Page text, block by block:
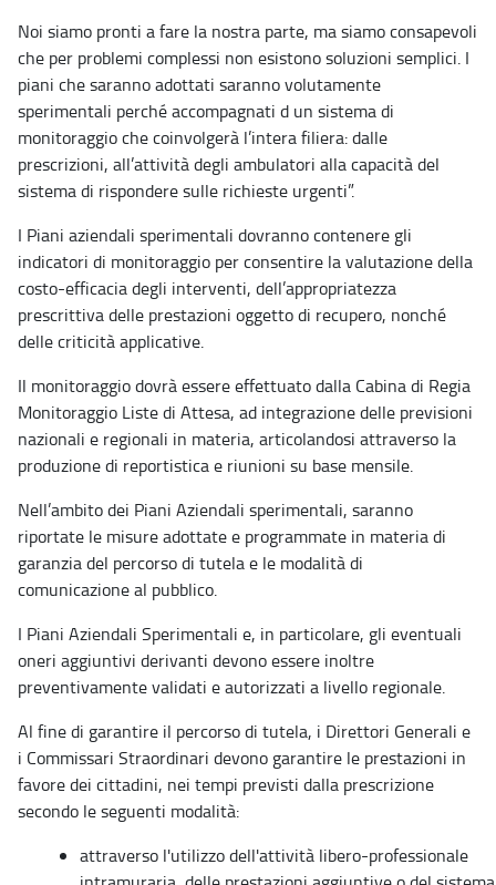
Noi siamo pronti a fare la nostra parte, ma siamo consapevoli
che per problemi complessi non esistono soluzioni semplici. I
piani che saranno adottati saranno volutamente
sperimentali perché accompagnati d un sistema di
monitoraggio che coinvolgerà l’intera filiera: dalle
prescrizioni, all’attività degli ambulatori alla capacità del
sistema di rispondere sulle richieste urgenti”.
I Piani aziendali sperimentali dovranno contenere gli
indicatori di monitoraggio per consentire la valutazione della
costo-efficacia degli interventi, dell’appropriatezza
prescrittiva delle prestazioni oggetto di recupero, nonché
delle criticità applicative.
Il monitoraggio dovrà essere effettuato dalla Cabina di Regia
Monitoraggio Liste di Attesa, ad integrazione delle previsioni
nazionali e regionali in materia, articolandosi attraverso la
produzione di reportistica e riunioni su base mensile.
Nell’ambito dei Piani Aziendali sperimentali, saranno
riportate le misure adottate e programmate in materia di
garanzia del percorso di tutela e le modalità di
comunicazione al pubblico.
I Piani Aziendali Sperimentali e, in particolare, gli eventuali
oneri aggiuntivi derivanti devono essere inoltre
preventivamente validati e autorizzati a livello regionale.
Al fine di garantire il percorso di tutela, i Direttori Generali e
i Commissari Straordinari devono garantire le prestazioni in
favore dei cittadini, nei tempi previsti dalla prescrizione
secondo le seguenti modalità:
attraverso l'utilizzo dell'attività libero-professionale